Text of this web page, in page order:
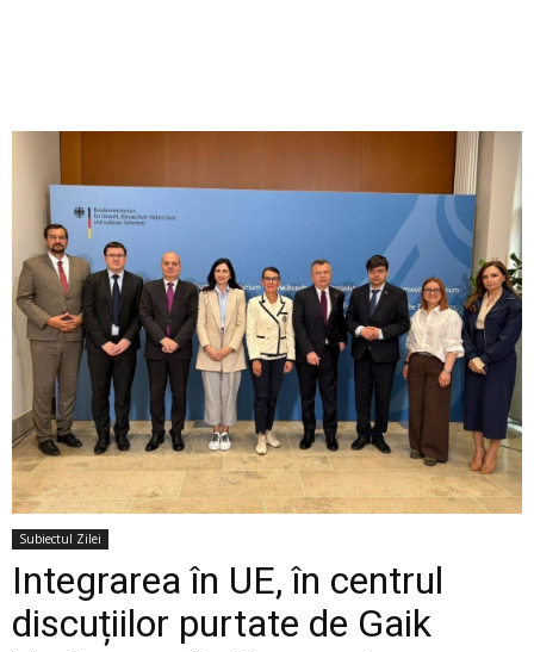
Subiectul Zilei
Integrarea în UE, în centrul
discuțiilor purtate de Gaik